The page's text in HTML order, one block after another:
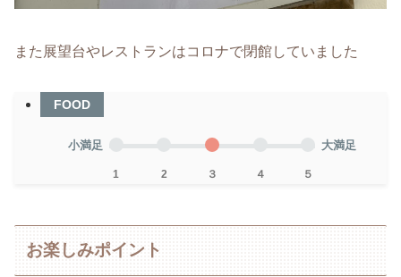
また展望台やレストランはコロナで閉館していました
FOOD
小満足
1 2 ３ ４ ５
大満足
お楽しみポイント